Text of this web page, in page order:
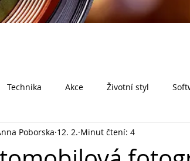
Technika Akce Životní styl
Poborska 12. 2. Minut čtení: 4